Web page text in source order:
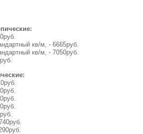
кв/м, - 6665руб.
кв/м, - 7050руб.